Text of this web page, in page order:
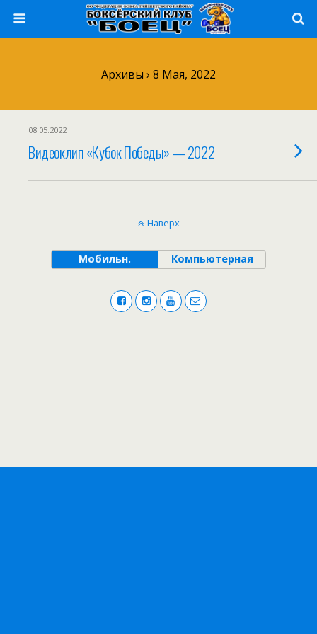
Архивы › 8 Мая, 2022
08.05.2022
Видеоклип «Кубок Победы» — 2022
Наверх
Мобильн. Компьютерная